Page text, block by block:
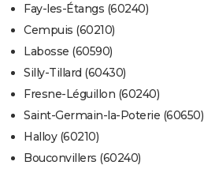
Fay-les-Étangs (60240)
Cempuis (60210)
Labosse (60590)
Silly-Tillard (60430)
Fresne-Léguillon (60240)
Saint-Germain-la-Poterie (60650)
Halloy (60210)
Bouconvillers (60240)